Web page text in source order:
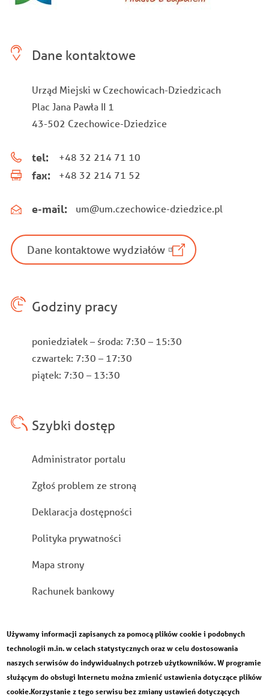
Dane kontaktowe
Urząd Miejski w Czechowicach-Dziedzicach
Plac Jana Pawła II 1
43-502 Czechowice-Dziedzice
tel: +48 32 214 71 10
fax: +48 32 214 71 52
e-mail: um@um.czechowice-dziedzice.pl
Dane kontaktowe wydziałów
Godziny pracy
poniedziałek – środa: 7:30 – 15:30
czwartek: 7:30 – 17:30
piątek: 7:30 – 13:30
Szybki dostęp
Stopka
Administrator portalu
Zgłoś problem ze stroną
Deklaracja dostępności
Polityka prywatności
Mapa strony
Rachunek bankowy
Używamy informacji zapisanych za pomocą plików cookie i podobnych
technologii m.in. w celach statystycznych oraz w celu dostosowania
naszych serwisów do indywidualnych potrzeb użytkowników. W programie
służącym do obsługi Internetu można zmienić ustawienia dotyczące plików
cookie.Korzystanie z tego serwisu bez zmiany ustawień dotyczących